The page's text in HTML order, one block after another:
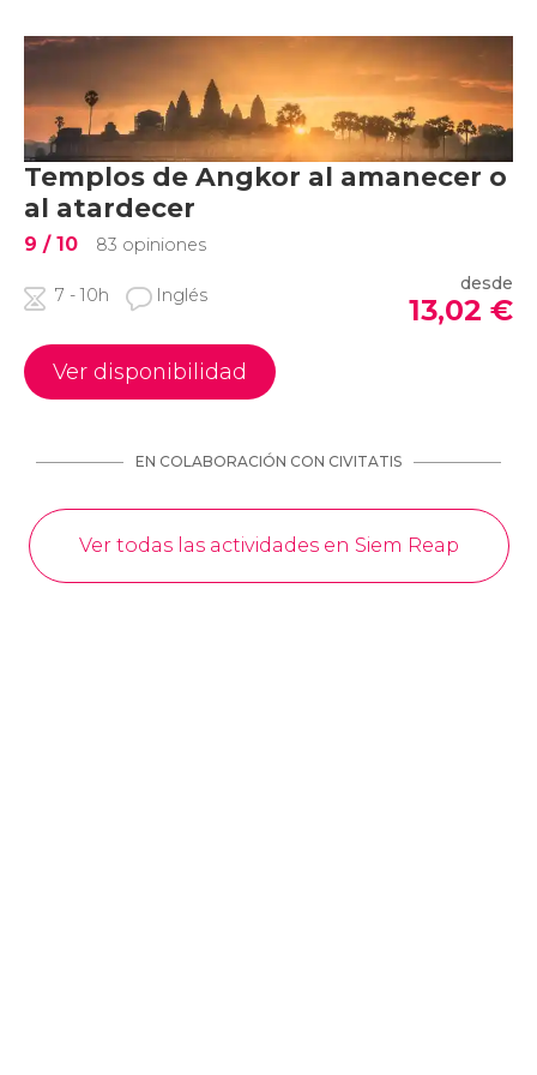
Templos de Angkor al amanecer o
al atardecer
9 / 10 83 opiniones
7 - 10h Inglés
desde
13,02 €
Ver disponibilidad
EN COLABORACIÓN CON CIVITATIS
Ver todas las actividades en Siem Reap